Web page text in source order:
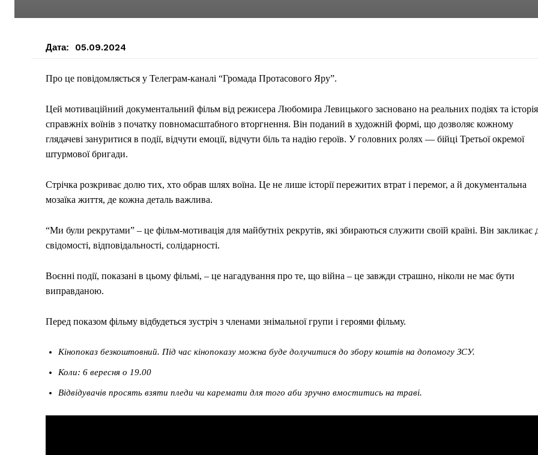
Дата: 05.09.2024
Про це повідомляється у Телеграм-каналі “Громада Протасового Яру”.
Цей мотиваційний документальний фільм від режисера Любомира Левицького засновано на реальних подіях та
справжніх воїнів з початку повномасштабного вторгнення. Він поданий в художній формі, що дозволяє кожному
глядачеві зануритися в події, відчути емоції, відчути біль та надію героїв. У головних ролях — бійці Третьої окремої
штурмової бригади.
Стрічка розкриває долю тих, хто обрав шлях воїна. Це не лише історії пережитих втрат і перемог, а й документальна
мозаїка життя, де кожна деталь важлива.
“Ми були рекрутами” – це фільм-мотивація для майбутніх рекрутів, які збираються служити своїй країні. Він закликає
свідомості, відповідальності, солідарності.
Воєнні події, показані в цьому фільмі, – це нагадування про те, що війна – це завжди страшно, ніколи не має бути
виправданою.
Перед показом фільму відбудеться зустріч з членами знімальної групи і героями фільму.
Кінопоказ безкоштовний. Під час кінопоказу можна буде долучитися до збору коштів на допомогу ЗСУ.
Коли: 6 вересня о 19.00
Відвідувачів просять взяти пледи чи каремати для того аби зручно вмоститись на траві.